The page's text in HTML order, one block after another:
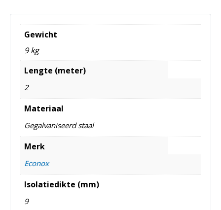
Gewicht
9 kg
Lengte (meter)
2
Materiaal
Gegalvaniseerd staal
Merk
Econox
Isolatiedikte (mm)
9